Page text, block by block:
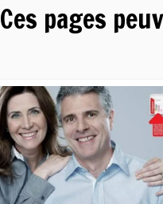
Ces pages